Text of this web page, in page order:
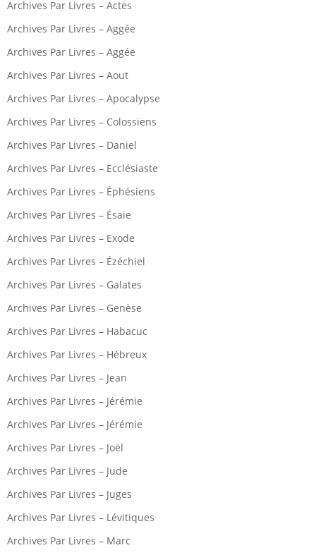
Archives Par Livres – Actes
Archives Par Livres – Aggée
Archives Par Livres – Aggée
Archives Par Livres – Aout
Archives Par Livres – Apocalypse
Archives Par Livres – Colossiens
Archives Par Livres – Daniel
Archives Par Livres – Ecclésiaste
Archives Par Livres – Éphésiens
Archives Par Livres – Ésaïe
Archives Par Livres – Exode
Archives Par Livres – Ézéchiel
Archives Par Livres – Galates
Archives Par Livres – Genèse
Archives Par Livres – Habacuc
Archives Par Livres – Hébreux
Archives Par Livres – Jean
Archives Par Livres – Jérémie
Archives Par Livres – Jérémie
Archives Par Livres – Joël
Archives Par Livres – Jude
Archives Par Livres – Juges
Archives Par Livres – Lévitiques
Archives Par Livres – Marc